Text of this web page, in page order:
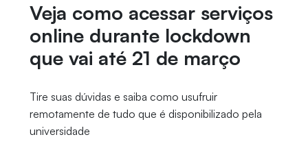
Veja como acessar serviços
online durante lockdown
que vai até 21 de março
Tire suas dúvidas e saiba como usufruir
remotamente de tudo que é disponibilizado pela
universidade